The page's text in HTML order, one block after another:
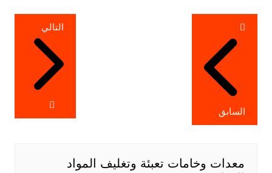
تصفّح
المقالات
السابق
التالي
معدات وخامات تعبئة وتغليف المواد